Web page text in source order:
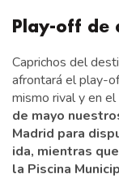
Play-off de
Caprichos del
afrontará el play-
mismo rival y en
de mayo
Madrid para
ida, mientras
la Piscina